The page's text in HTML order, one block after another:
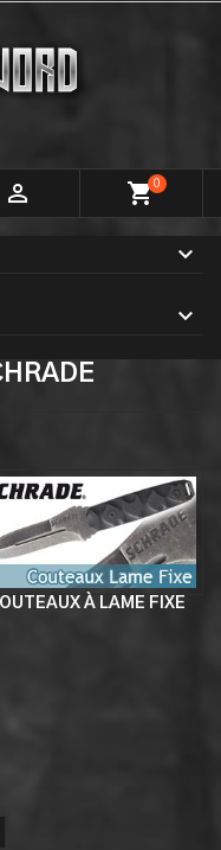
 shopping_cart0
À LAME FIXE